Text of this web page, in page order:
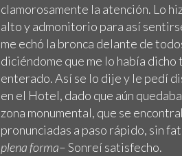
clamorosamente la atención. Lo
alto y admonitorio para así
me echó la bronca delante de
diciéndome que me lo había
enterado. Así se lo dije y le pedí
en el Hotel, dado que aún
zona monumental, que se
pronunciadas a paso rápido, sin
plena forma– Sonreí satisfecho.